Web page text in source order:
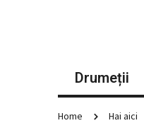
Drumeții
Home Hai aici